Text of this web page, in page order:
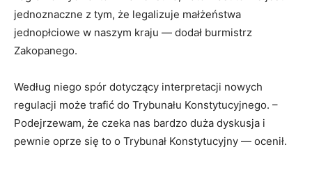
jednoznaczne z tym, że legalizuje małżeństwa
jednopłciowe w naszym kraju — dodał burmistrz
Zakopanego.
Według niego spór dotyczący interpretacji nowych
regulacji może trafić do Trybunału Konstytucyjnego. –
Podejrzewam, że czeka nas bardzo duża dyskusja i
pewnie oprze się to o Trybunał Konstytucyjny — ocenił.